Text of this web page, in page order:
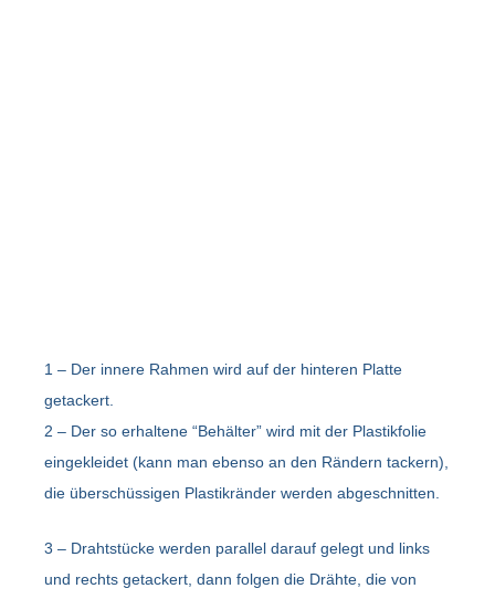
1 – Der innere Rahmen wird auf der hinteren Platte
getackert.
2 – Der so erhaltene “Behälter” wird mit der Plastikfolie
eingekleidet (kann man ebenso an den Rändern tackern),
die überschüssigen Plastikränder werden abgeschnitten.
3 – Drahtstücke werden parallel darauf gelegt und links
und rechts getackert, dann folgen die Drähte, die von